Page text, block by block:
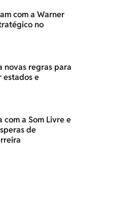
com a Warner
no
novas regras para
estados e
com a Som Livre e
de